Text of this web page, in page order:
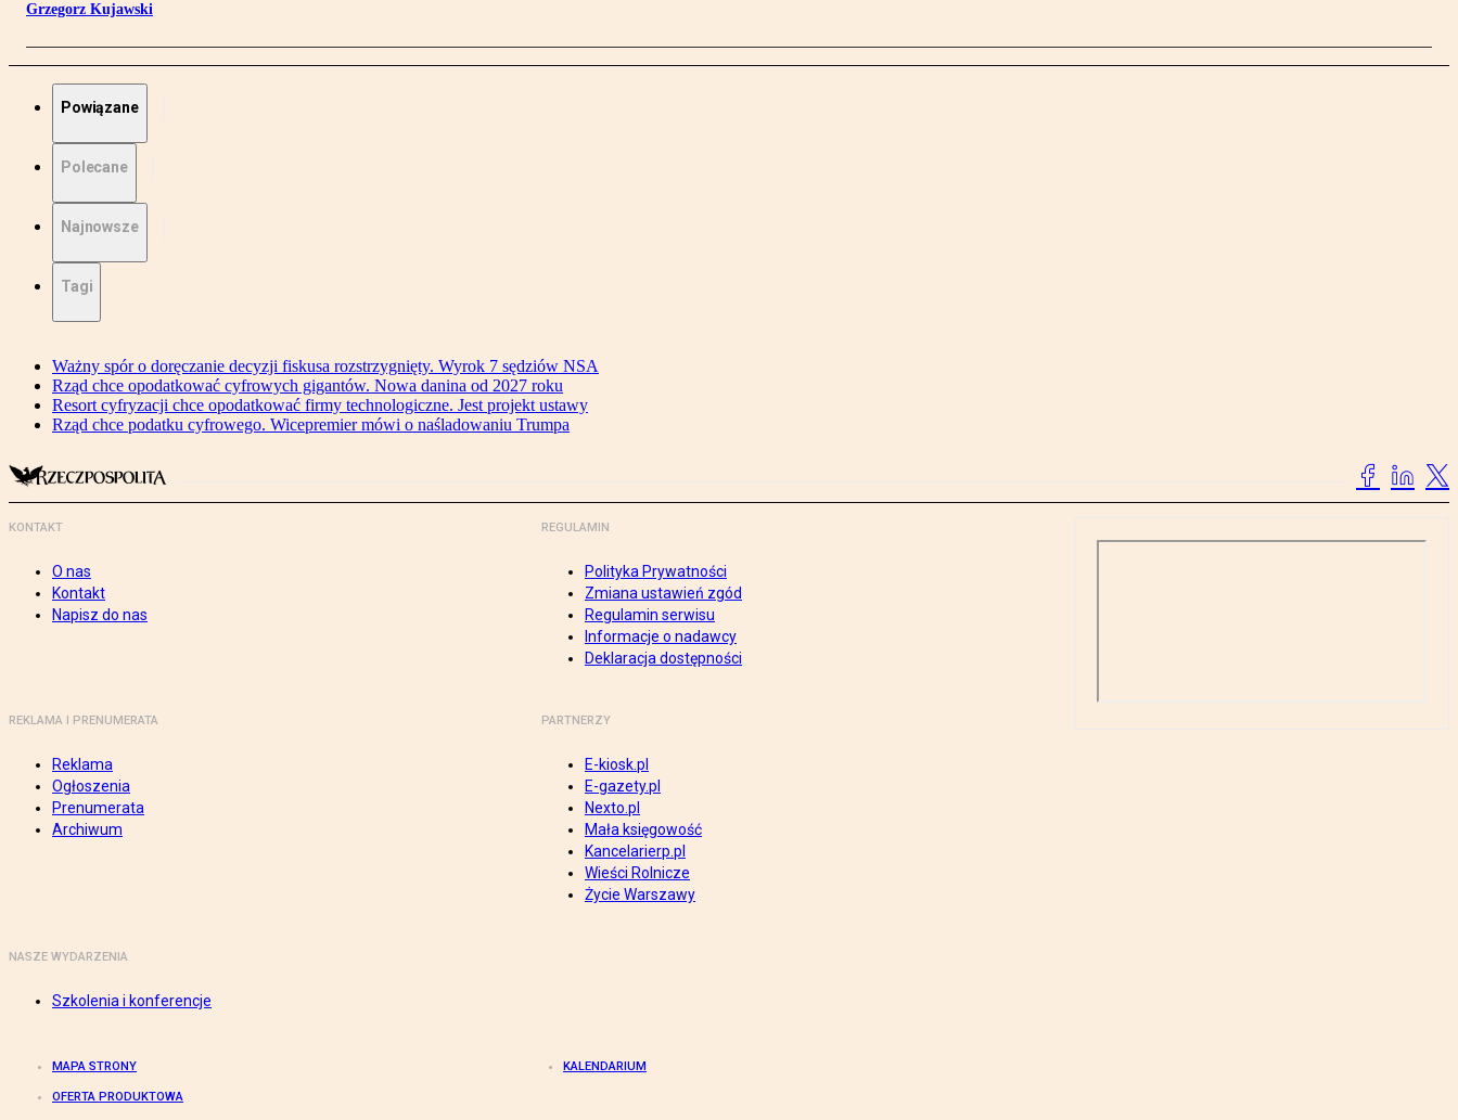
Grzegorz Kujawski
Powiązane
Polecane
Najnowsze
Tagi
Ważny spór o doręczanie decyzji fiskusa rozstrzygnięty. Wyrok 7 sędziów NSA
Rząd chce opodatkować cyfrowych gigantów. Nowa danina od 2027 roku
Resort cyfryzacji chce opodatkować firmy technologiczne. Jest projekt ustawy
Rząd chce podatku cyfrowego. Wicepremier mówi o naśladowaniu Trumpa
KONTAKT
O nas
Kontakt
Napisz do nas
REGULAMIN
Polityka Prywatności
Zmiana ustawień zgód
Regulamin serwisu
Informacje o nadawcy
Deklaracja dostępności
REKLAMA I PRENUMERATA
Reklama
Ogłoszenia
Prenumerata
Archiwum
PARTNERZY
E-kiosk.pl
E-gazety.pl
Nexto.pl
Mała księgowość
Kancelarierp.pl
Wieści Rolnicze
Życie Warszawy
NASZE WYDARZENIA
Szkolenia i konferencje
MAPA STRONY KALENDARIUM
OFERTA PRODUKTOWA